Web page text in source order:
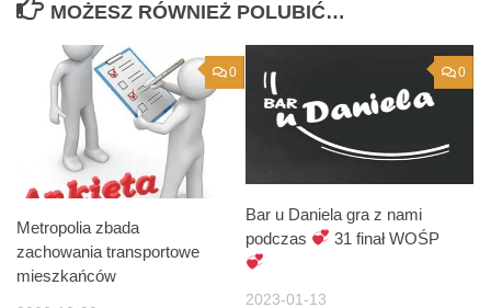
MOŻESZ RÓWNIEŻ POLUBIĆ…
0
Metropolia zbada
zachowania transportowe
mieszkańców
0
Bar u Daniela gra z nami
podczas
31 finał WOŚP
2023-01-13